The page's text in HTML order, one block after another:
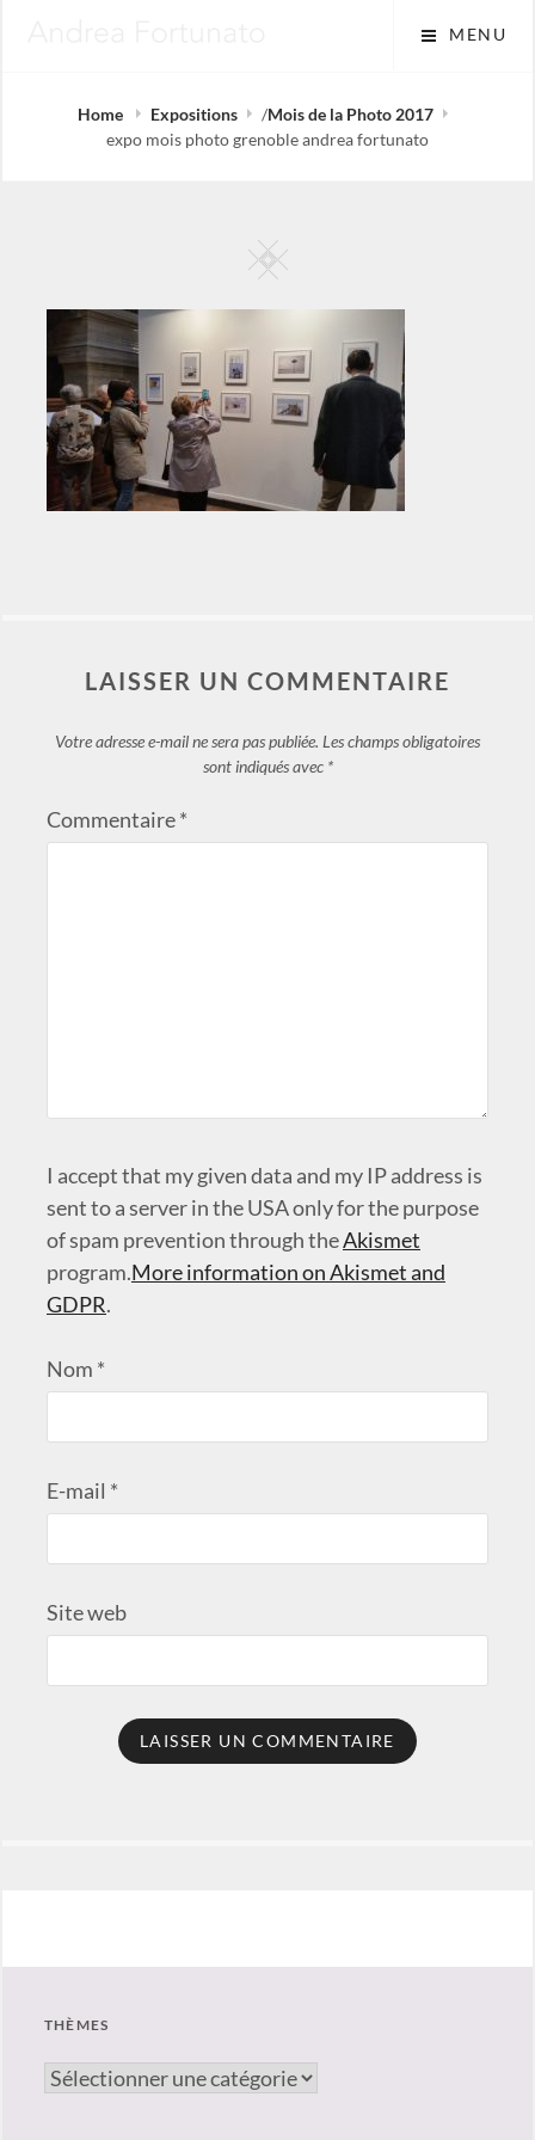
MENU
Home Expositions /Mois de la Photo 2017
expo mois photo grenoble andrea fortunato
Square
LAISSER UN COMMENTAIRE
Votre adresse e-mail ne sera pas publiée. Les champs obligatoires
sont indiqués avec *
Commentaire*
I accept that my given data and my IP address is
sent to a server in the USA only for the purpose
of spam prevention through theAkismet
program.More information on Akismet and
GDPR.
Nom *
E-mail *
Site web
THÈMES
thèmes